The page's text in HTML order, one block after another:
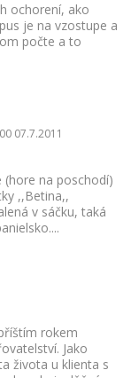
ochorení, ako
je na vzostupe a
počte a to
07.7.2011
(hore na poschodí)
,,Betina,,
v sáčku, taká
...
rokem
Jako
života u klienta s